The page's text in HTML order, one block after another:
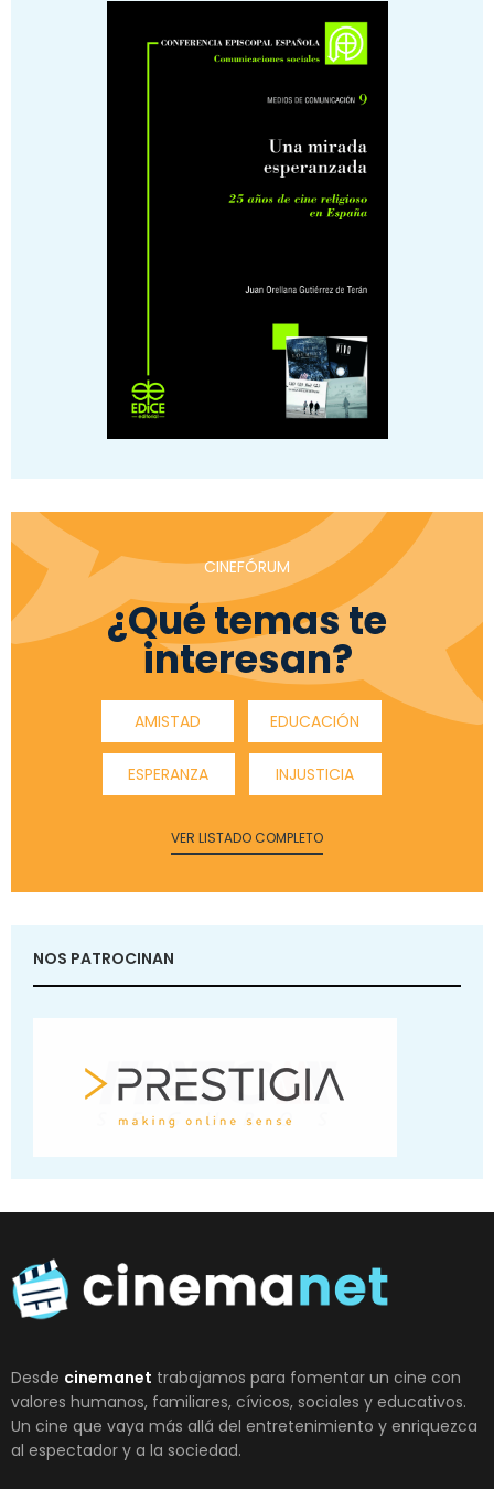
CINEFÓRUM
¿Qué temas te
interesan?
AMISTAD EDUCACIÓN
ESPERANZA INJUSTICIA
VER LISTADO COMPLETO
NOS PATROCINAN
Desde cinemanet trabajamos para fomentar un cine con
valores humanos, familiares, cívicos, sociales y educativos.
Un cine que vaya más allá del entretenimiento y enriquezca
al espectador y a la sociedad.